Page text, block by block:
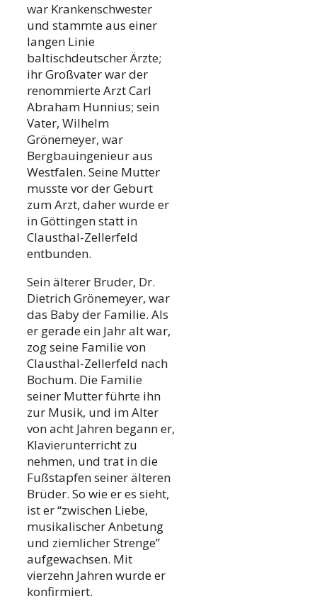
war Krankenschwester
und stammte aus einer
langen Linie
baltischdeutscher Ärzte;
ihr Großvater war der
renommierte Arzt Carl
Abraham Hunnius; sein
Vater, Wilhelm
Grönemeyer, war
Bergbauingenieur aus
Westfalen. Seine Mutter
musste vor der Geburt
zum Arzt, daher wurde er
in Göttingen statt in
Clausthal-Zellerfeld
entbunden.
Sein älterer Bruder, Dr.
Dietrich Grönemeyer, war
das Baby der Familie. Als
er gerade ein Jahr alt war,
zog seine Familie von
Clausthal-Zellerfeld nach
Bochum. Die Familie
seiner Mutter führte ihn
zur Musik, und im Alter
von acht Jahren begann er,
Klavierunterricht zu
nehmen, und trat in die
Fußstapfen seiner älteren
Brüder. So wie er es sieht,
ist er “zwischen Liebe,
musikalischer Anbetung
und ziemlicher Strenge”
aufgewachsen. Mit
vierzehn Jahren wurde er
konfirmiert.